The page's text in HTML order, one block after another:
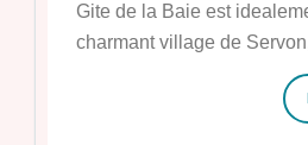
Gite de la Baie est
charmant village de